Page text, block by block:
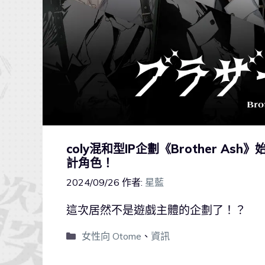
coly混和型IP企劃《Brother Ash》
計角色！
2024/09/26 作者: 星藍
這次居然不是遊戲主體的企劃了！？
女性向 Otome 、 資訊